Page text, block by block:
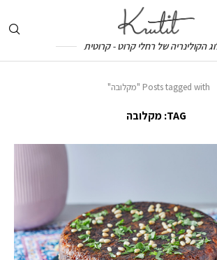
הקולינריה של רחלי קרוט - קרוטית
Posts tagged with "מקלובה"
TAG: מקלובה